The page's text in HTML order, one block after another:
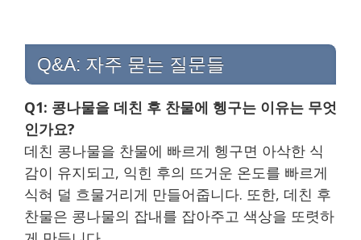
Q&A: 자주 묻는 질문들
Q1: 콩나물을 데친 후 찬물에 헹구는 이유는 무엇
인가요?
데친 콩나물을 찬물에 빠르게 헹구면 아삭한 식
감이 유지되고, 익힌 후의 뜨거운 온도를 빠르게
식혀 덜 흐물거리게 만들어줍니다. 또한, 데친 후
찬물은 콩나물의 잡내를 잡아주고 색상을 또렷하